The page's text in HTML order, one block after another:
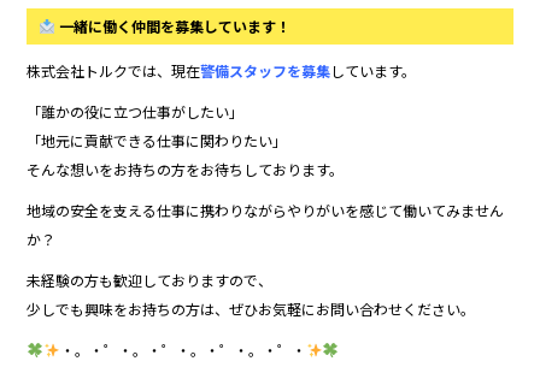
一緒に働く仲間を募集しています！
株式会社トルクでは、現在警備スタッフを募集しています。
「誰かの役に立つ仕事がしたい」
「地元に貢献できる仕事に関わりたい」
そんな想いをお持ちの方をお待ちしております。
地域の安全を支える仕事に携わりながらやりがいを感じて働いてみません
か？
未経験の方も歓迎しておりますので、
少しでも興味をお持ちの方は、ぜひお気軽にお問い合わせください。
・。・゜・。・゜・。・゜・。・゜・